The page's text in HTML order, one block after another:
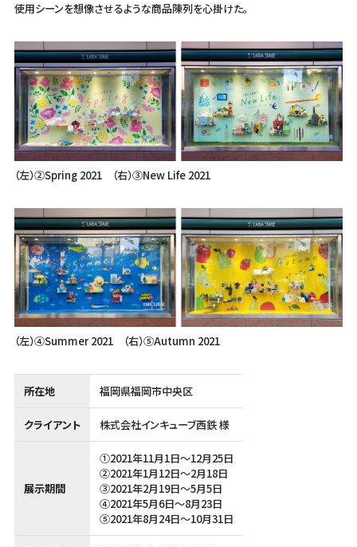
使用シーンを想像させるような商品陳列を心掛けた。
（左）②Spring 2021 （右）③New Life 2021
（左）④Summer 2021 （右）⑤Autumn 2021
所在地 福岡県福岡市中央区
クライアント 株式会社インキューブ西鉄 様
展示期間
①2021年11月1日～12月25日
②2021年1月12日～2月18日
③2021年2月19日～5月5日
④2021年5月6日～8月23日
⑤2021年8月24日～10月31日